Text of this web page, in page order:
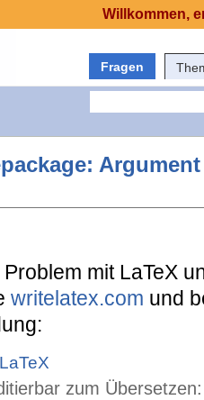
Fragen
mit LaTeX
writelatex.com und
zum Übersetzen:
Willkommen,